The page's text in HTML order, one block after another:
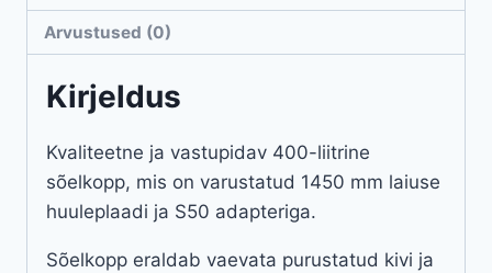
Arvustused (0)
Kirjeldus
Kvaliteetne ja vastupidav 400-liitrine
sõelkopp, mis on varustatud 1450 mm laiuse
huuleplaadi ja S50 adapteriga.
Sõelkopp eraldab vaevata purustatud kivi ja